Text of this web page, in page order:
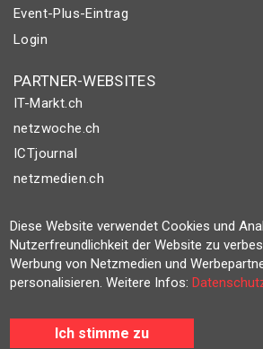
Event-Plus-Eintrag
Login
PARTNER-WEBSITES
IT-Markt.ch
netzwoche.ch
ICTjournal
netzmedien.ch
© NETZMEDIEN AG 2026
Impressum
AGB
Datenschutzerklärung
Diese Website verwendet Cookies und
Nutzerfreundlichkeit der Website zu
Werbung von Netzmedien und
personalisieren. Weitere Infos:
Ich stimme zu